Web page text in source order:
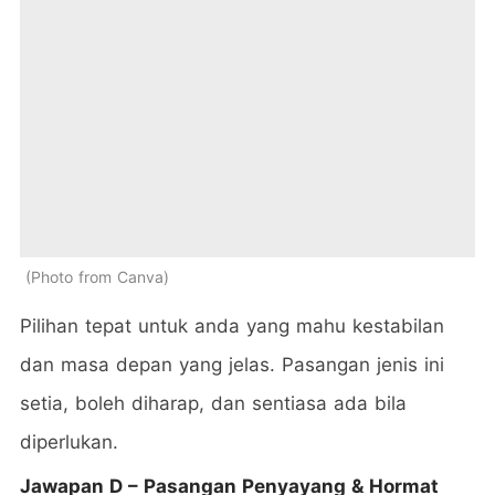
Photo from Canva
Pilihan tepat untuk anda yang mahu kestabilan
dan masa depan yang jelas. Pasangan jenis ini
setia, boleh diharap, dan sentiasa ada bila
diperlukan.
Jawapan D – Pasangan Penyayang & Hormat